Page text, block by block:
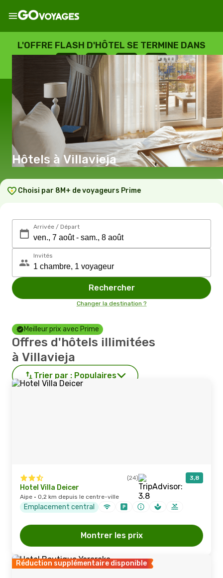
L'OFFRE FLASH D'HÔTEL SE TERMINE DANS
--
JOURS
: --
HEURES
: --
SECONDES
Hôtels à Villavieja
Choisi par 8M+ de voyageurs Prime
Arrivée / Départ
Invités
Rechercher
Changer la destination ?
Meilleur prix avec Prime
Offres d'hôtels illimitées
à Villavieja
Trier par : Populaires
(24) 3,8
Hotel Villa Deicer
Aipe · 0,2 km depuis le centre-ville
Emplacement central
Montrer les prix
Réduction supplémentaire disponible